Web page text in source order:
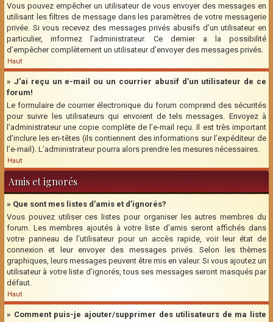
Vous pouvez empêcher un utilisateur de vous envoyer des messages en
utilisant les filtres de message dans les paramètres de votre messagerie
privée. Si vous recevez des messages privés abusifs d’un utilisateur en
particulier, informez l’administrateur. Ce dernier a la possibilité
d’empêcher complètement un utilisateur d’envoyer des messages privés.
Haut
» J’ai reçu un e-mail ou un courrier abusif d’un utilisateur de ce
forum!
Le formulaire de courrier électronique du forum comprend des sécurités
pour suivre les utilisateurs qui envoient de tels messages. Envoyez à
l’administrateur une copie complète de l’e-mail reçu. Il est très important
d’inclure les en-têtes (ils contiennent des informations sur l’expéditeur de
l’e-mail). L’administrateur pourra alors prendre les mesures nécessaires.
Haut
Amis et ignorés
» Que sont mes listes d’amis et d’ignorés?
Vous pouvez utiliser ces listes pour organiser les autres membres du
forum. Les membres ajoutés à votre liste d’amis seront affichés dans
votre panneau de l’utilisateur pour un accès rapide, voir leur état de
connexion et leur envoyer des messages privés. Selon les thèmes
graphiques, leurs messages peuvent être mis en valeur. Si vous ajoutez un
utilisateur à votre liste d’ignorés, tous ses messages seront masqués par
défaut.
Haut
» Comment puis-je ajouter/supprimer des utilisateurs de ma liste